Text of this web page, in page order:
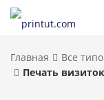
Главная
Все
Печать